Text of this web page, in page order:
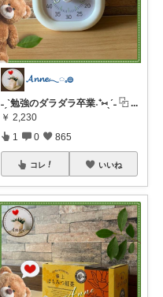
𝓐𝓷𝓷𝓮𓂃◌𓈒𓐍
˗ˏˋ勉強のダラダラ卒業˖⁺⑅ˎˊ˗ ⿻ ...
￥ 2,230
1 0 865
コレ いいね